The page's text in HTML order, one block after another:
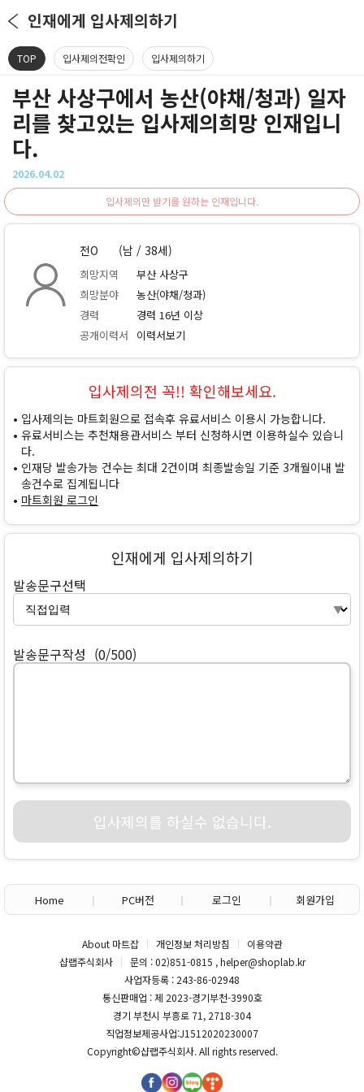
인재에게 입사제의하기
TOP 입사제의전확인 입사제의하기
부산 사상구에서 농산(야채/청과) 일자
리를 찾고있는 입사제의희망 인재입니
다.
2026.04.02
입사제의만 받기를 원하는 인재입니다.
전O (남 / 38세)
희망지역
부산 사상구
희망분야
농산(야채/청과)
경력
경력 16년 이상
공개이력서
이력서보기
입사제의전 꼭!! 확인해보세요.
입사제의는 마트회원으로 접속후 유료서비스 이용시 가능합니다.
유료서비스는 추천채용관서비스 부터 신청하시면 이용하실수 있습니
다.
인재당 발송가능 건수는 최대 2건이며 최종발송일 기준 3개월이내 발
송건수로 집계됩니다
마트회원 로그인
인재에게 입사제의하기
발송문구선택
발송문구작성 (0/500)
입사제의를 하실수 없습니다.
Home PC버전 로그인 회원가입
About 마트잡 개인정보 처리방침
이용약관
샵랩주식회사
문의 : 02)851-0815 , helper@shoplab.kr
사업자등록 : 243-86-02948
통신판매업 : 제 2023-경기부천-3990호
경기 부천시 부흥로 71, 2718-304
직업정보제공사업:J1512020230007
Copyright©샵랩주식회사. All rights reserved.